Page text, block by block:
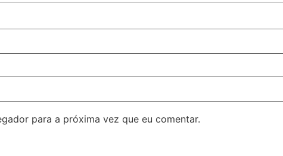
para a próxima vez que eu comentar.